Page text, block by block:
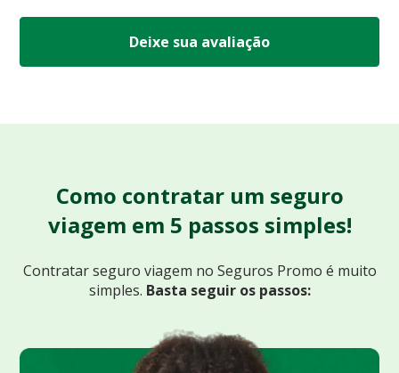
Deixe sua avaliação
Como contratar um seguro
viagem em 5 passos simples!
Contratar seguro viagem no Seguros Promo é muito
simples. Basta seguir os passos: